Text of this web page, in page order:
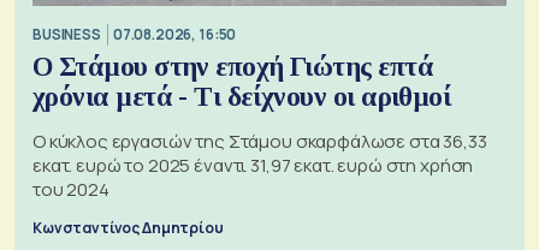
BUSINESS 07.08.2026, 16:50
Ο Στάμου στην εποχή Γιώτης επτά
χρόνια μετά - Τι δείχνουν οι αριθμοί
Ο κύκλος εργασιών της Στάμου σκαρφάλωσε στα 36,33
εκατ. ευρώ το 2025 έναντι 31,97 εκατ. ευρώ στη χρήση
του 2024
Κωνσταντίνος Δημητρίου